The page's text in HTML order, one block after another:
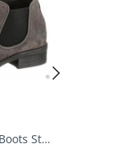
Trachten Chelsea Boots Stiefel Fürstenstein...